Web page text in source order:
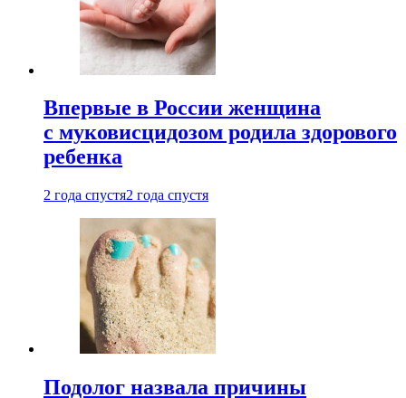
Впервые в России женщина
с муковисцидозом родила здорового
ребенка
2 года спустя2 года спустя
Подолог назвала причины